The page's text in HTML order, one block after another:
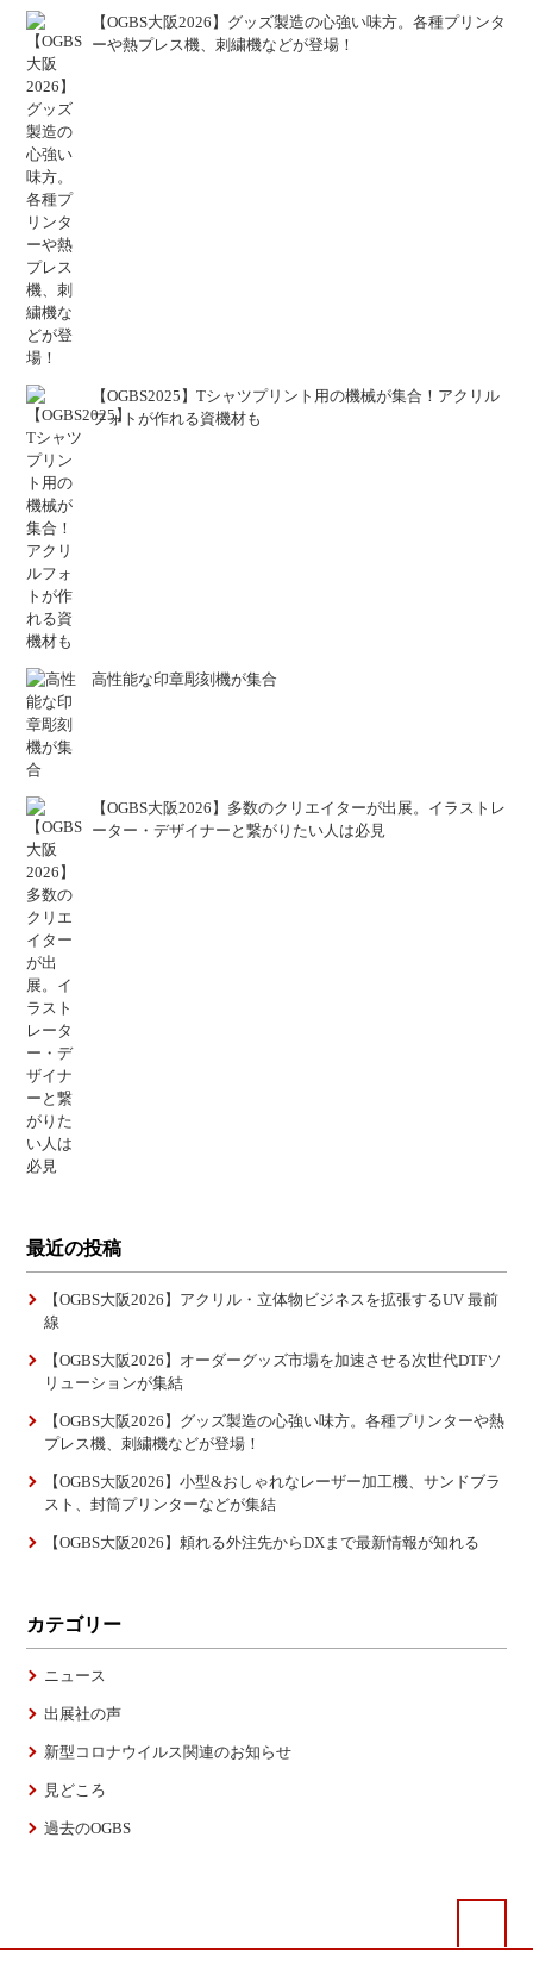
【OGBS大阪2026】グッズ製造の心強い味方。各種プリンタ
ーや熱プレス機、刺繍機などが登場！
【OGBS2025】Tシャツプリント用の機械が集合！アクリル
フォトが作れる資機材も
高性能な印章彫刻機が集合
【OGBS大阪2026】多数のクリエイターが出展。イラストレ
ーター・デザイナーと繋がりたい人は必見
最近の投稿
【OGBS大阪2026】アクリル・立体物ビジネスを拡張するUV 最前
線
【OGBS大阪2026】オーダーグッズ市場を加速させる次世代DTFソ
リューションが集結
【OGBS大阪2026】グッズ製造の心強い味方。各種プリンターや熱
プレス機、刺繍機などが登場！
【OGBS大阪2026】小型&おしゃれなレーザー加工機、サンドブラ
スト、封筒プリンターなどが集結
【OGBS大阪2026】頼れる外注先からDXまで最新情報が知れる
カテゴリー
ニュース
出展社の声
新型コロナウイルス関連のお知らせ
見どころ
過去のOGBS